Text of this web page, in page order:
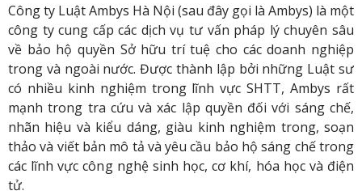
Công ty Luật Ambys Hà Nội (sau đây gọi là Ambys) là một
công ty cung cấp các dịch vụ tư vấn pháp lý chuyên sâu
về bảo hộ quyền Sở hữu trí tuệ cho các doanh nghiệp
trong và ngoài nước. Được thành lập bởi những Luật sư
có nhiều kinh nghiệm trong lĩnh vực SHTT, Ambys rất
mạnh trong tra cứu và xác lập quyền đối với sáng chế,
nhãn hiệu và kiểu dáng, giàu kinh nghiệm trong, soạn
thảo và viết bản mô tả và yêu cầu bảo hộ sáng chế trong
các lĩnh vực công nghệ sinh học, cơ khí, hóa học và điện
tử.